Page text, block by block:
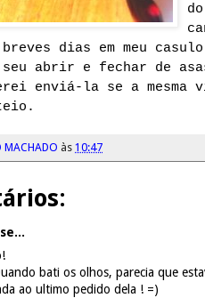
dias em meu
seu abrir e fechar de
enviá-la se a mesma
MACHADO às 10:47
bati os olhos, parecia que
ao ultimo pedido dela ! =)